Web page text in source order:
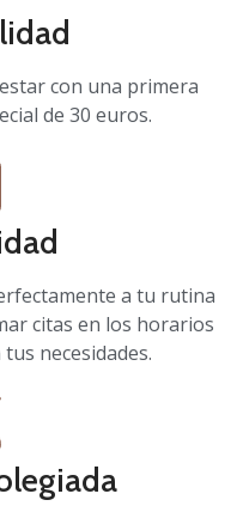
con una primera
de 30 euros.
a tu rutina
citas en los horarios
necesidades.